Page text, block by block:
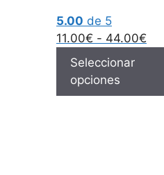
5.00 de 5
11.00€ - 44.00€
Seleccionar
opciones